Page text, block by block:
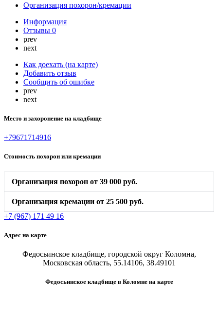
Организация похорон/кремации
Информация
Отзывы 0
prev
next
Как доехать (на карте)
Добавить отзыв
Сообщить об ошибке
prev
next
Место и захоронение на кладбище
+79671714916
Стоимость похорон или кремации
Организация похорон от 39 000 руб.
Организация кремации от 25 500 руб.
+7 (967) 171 49 16
Адрес на карте
Федосьинское кладбище, городской округ Коломна,
Московская область, 55.14106, 38.49101
Федосьинское кладбище в Коломне на карте